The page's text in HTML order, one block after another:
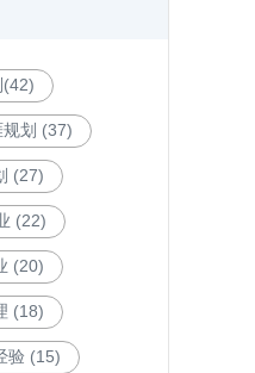
(42)
划 (37)
(27)
(22)
(20)
(18)
验 (15)